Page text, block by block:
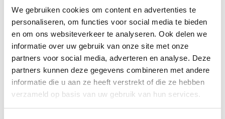
We gebruiken cookies om content en advertenties te
personaliseren, om functies voor social media te bieden
en om ons websiteverkeer te analyseren. Ook delen we
informatie over uw gebruik van onze site met onze
partners voor social media, adverteren en analyse. Deze
partners kunnen deze gegevens combineren met andere
informatie die u aan ze heeft verstrekt of die ze hebben
verzameld op basis van uw gebruik van hun services.
Mbo+/hbo werk- en denkniveau in de richting
elektrotechniek.
Aantoonbare ervaring als werkvoorbereider of in
een vergelijkbare rol binnen de installatietechniek.
Kennis van elektrotechnische installaties en
serviceprocessen.
Bekend met systemen zoals 4PS (of vergelijkbaar).
Kennis van VCA en veiligheidsvoorschriften.
Sterk in plannen, organiseren en het bewaken van